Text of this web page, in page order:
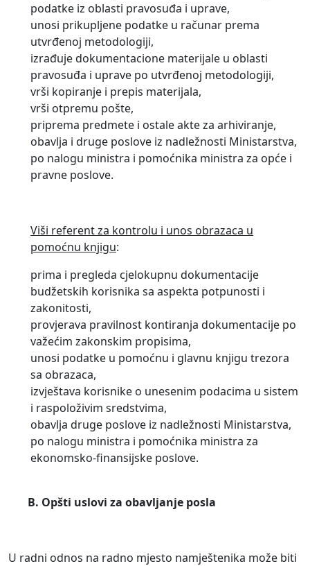
podatke iz oblasti pravosuđa i uprave,
unosi prikupljene podatke u računar prema
utvrđenoj metodologiji,
izrađuje dokumentacione materijale u oblasti
pravosuđa i uprave po utvrđenoj metodologiji,
vrši kopiranje i prepis materijala,
vrši otpremu pošte,
priprema predmete i ostale akte za arhiviranje,
obavlja i druge poslove iz nadležnosti Ministarstva,
po nalogu ministra i pomoćnika ministra za opće i
pravne poslove.
Viši referent za kontrolu i unos obrazaca u
pomoćnu knjigu:
prima i pregleda cjelokupnu dokumentacije
budžetskih korisnika sa aspekta potpunosti i
zakonitosti,
provjerava pravilnost kontiranja dokumentacije po
važećim zakonskim propisima,
unosi podatke u pomoćnu i glavnu knjigu trezora
sa obrazaca,
izvještava korisnike o unesenim podacima u sistem
i raspoloživim sredstvima,
obavlja druge poslove iz nadležnosti Ministarstva,
po nalogu ministra i pomoćnika ministra za
ekonomsko-finansijske poslove.
B. Opšti uslovi za obavljanje posla
U radni odnos na radno mjesto namještenika može biti